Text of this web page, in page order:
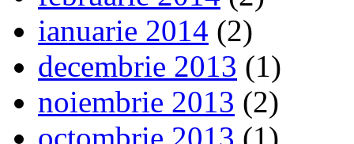
ianuarie 2014 (2)
decembrie 2013 (1)
noiembrie 2013 (2)
octombrie 2013 (1)